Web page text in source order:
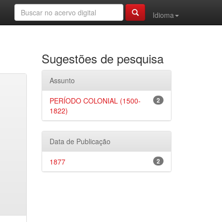
Idioma
Sugestões de pesquisa
Assunto
2
PERÍODO COLONIAL (1500-
1822)
Data de Publicação
2
1877